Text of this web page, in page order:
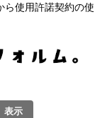
ら使用許諾契約の使
表示